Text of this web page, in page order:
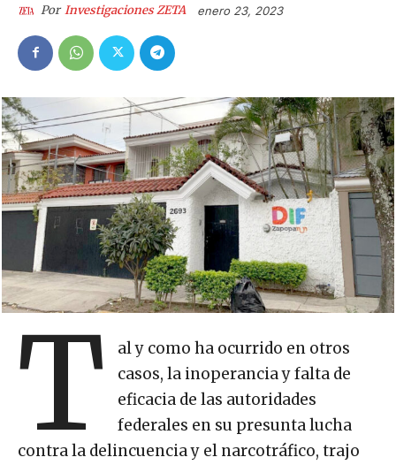
Por Investigaciones ZETA enero 23, 2023
T
al y como ha ocurrido en otros
casos, la inoperancia y falta de
eficacia de las autoridades
federales en su presunta lucha
contra la delincuencia y el narcotráfico, trajo